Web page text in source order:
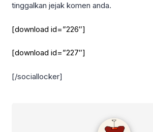
tinggalkan jejak komen anda.
[download id=”226″]
[download id=”227″]
[/sociallocker]